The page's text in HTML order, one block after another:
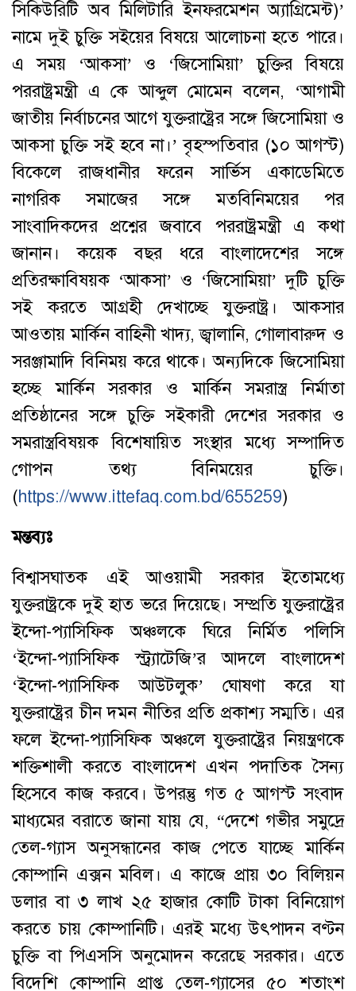
সিকিউরিটি অব মিলিটারি ইনফরমেশন অ্যাগ্রিমেন্ট)’
নামে দুই চুক্তি সইয়ের বিষয়ে আলোচনা হতে পারে।
এ সময় ‘আকসা’ ও ‘জিসোমিয়া’ চুক্তির বিষয়ে
পররাষ্ট্রমন্ত্রী এ কে আব্দুল মোমেন বলেন, ‘আগামী
জাতীয় নির্বাচনের আগে যুক্তরাষ্ট্রের সঙ্গে জিসোমিয়া ও
আকসা চুক্তি সই হবে না।’ বৃহস্পতিবার (১০ আগস্ট)
বিকেলে রাজধানীর ফরেন সার্ভিস একাডেমিতে
নাগরিক সমাজের সঙ্গে মতবিনিময়ের পর
সাংবাদিকদের প্রশ্নের জবাবে পররাষ্ট্রমন্ত্রী এ কথা
জানান। কয়েক বছর ধরে বাংলাদেশের সঙ্গে
প্রতিরক্ষাবিষয়ক ‘আকসা’ ও ‘জিসোমিয়া’ দুটি চুক্তি
সই করতে আগ্রহী দেখাচ্ছে যুক্তরাষ্ট্র। আকসার
আওতায় মার্কিন বাহিনী খাদ্য, জ্বালানি, গোলাবারুদ ও
সরঞ্জামাদি বিনিময় করে থাকে। অন্যদিকে জিসোমিয়া
হচ্ছে মার্কিন সরকার ও মার্কিন সমরাস্ত্র নির্মাতা
প্রতিষ্ঠানের সঙ্গে চুক্তি সইকারী দেশের সরকার ও
সমরাস্ত্রবিষয়ক বিশেষায়িত সংস্থার মধ্যে সম্পাদিত
গোপন তথ্য বিনিময়ের চুক্তি।
(https://www.ittefaq.com.bd/655259)
মন্তব্যঃ
বিশ্বাসঘাতক এই আওয়ামী সরকার ইতোমধ্যে
যুক্তরাষ্ট্রকে দুই হাত ভরে দিয়েছে। সম্প্রতি যুক্তরাষ্ট্রের
ইন্দো-প্যাসিফিক অঞ্চলকে ঘিরে নির্মিত পলিসি
‘ইন্দো-প্যাসিফিক স্ট্র্যাটেজি’র আদলে বাংলাদেশ
‘ইন্দো-প্যাসিফিক আউটলুক’ ঘোষণা করে যা
যুক্তরাষ্ট্রের চীন দমন নীতির প্রতি প্রকাশ্য সম্মতি। এর
ফলে ইন্দো-প্যাসিফিক অঞ্চলে যুক্তরাষ্ট্রের নিয়ন্ত্রণকে
শক্তিশালী করতে বাংলাদেশ এখন পদাতিক সৈন্য
হিসেবে কাজ করবে। উপরন্তু গত ৫ আগস্ট সংবাদ
মাধ্যমের বরাতে জানা যায় যে, “দেশে গভীর সমুদ্রে
তেল-গ্যাস অনুসন্ধানের কাজ পেতে যাচ্ছে মার্কিন
কোম্পানি এক্সন মবিল। এ কাজে প্রায় ৩০ বিলিয়ন
ডলার বা ৩ লাখ ২৫ হাজার কোটি টাকা বিনিয়োগ
করতে চায় কোম্পানিটি। এরই মধ্যে উৎপাদন বণ্টন
চুক্তি বা পিএসসি অনুমোদন করেছে সরকার। এতে
বিদেশি কোম্পানি প্রাপ্ত তেল-গ্যাসের ৫০ শতাংশ